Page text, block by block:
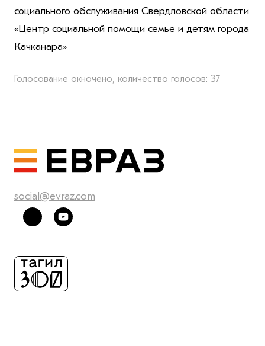
социального обслуживания Свердловской области
«Центр социальной помощи семье и детям города
Качканара»
Голосование окночено, количество голосов: 37
social@evraz.com